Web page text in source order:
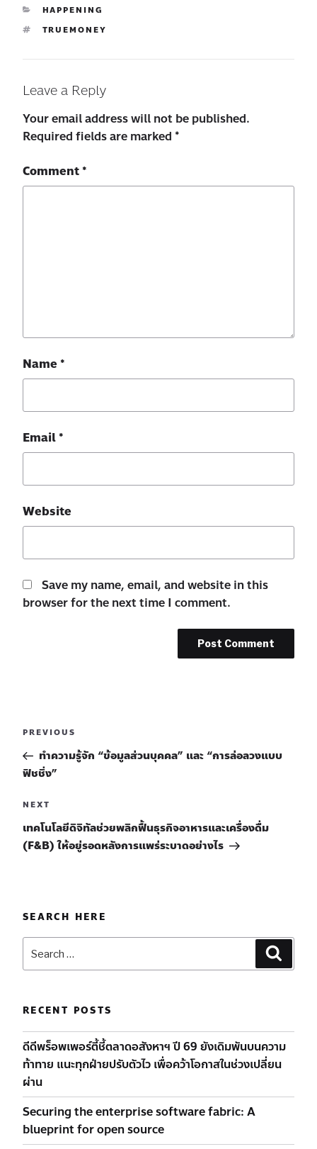
HAPPENING
TRUEMONEY
Leave a Reply
Your email address will not be published.
Required fields are marked *
Comment *
Name *
Email *
Website
Save my name, email, and website in this
browser for the next time I comment.
PREVIOUS
ทำความรู้จัก “ข้อมูลส่วนบุคคล” และ “การล่อลวงแบบ
ฟิชชิ่ง”
NEXT
เทคโนโลยีดิจิทัลช่วยพลิกฟื้นธุรกิจอาหารและเครื่องดื่ม
(F&B) ให้อยู่รอดหลังการแพร่ระบาดอย่างไร
SEARCH HERE
RECENT POSTS
ดีดีพร็อพเพอร์ตี้ชี้ตลาดอสังหาฯ ปี 69 ยังเดิมพันบนความ
ท้าทาย แนะทุกฝ่ายปรับตัวไว เพื่อคว้าโอกาสในช่วงเปลี่ยน
ผ่าน
Securing the enterprise software fabric: A
blueprint for open source